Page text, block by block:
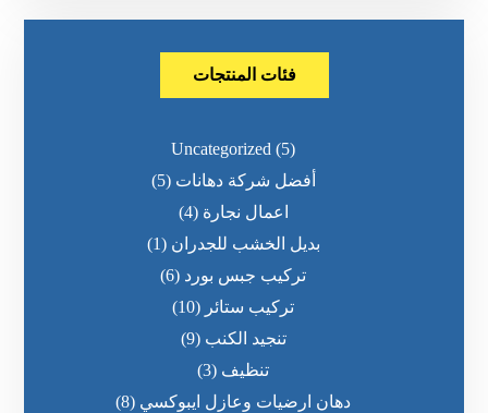
فئات المنتجات
Uncategorized (5)
أفضل شركة دهانات (5)
اعمال نجارة (4)
بديل الخشب للجدران (1)
تركيب جبس بورد (6)
تركيب ستائر (10)
تنجيد الكنب (9)
تنظيف (3)
دهان ارضيات وعازل ايبوكسي (8)